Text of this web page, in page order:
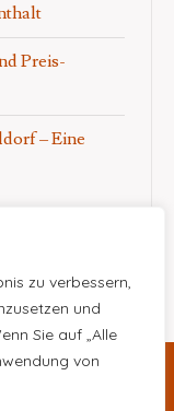
zu verbessern,
und
Sie auf „Alle
von
Preis-
– Eine